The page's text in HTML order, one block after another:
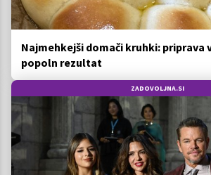
Najmehkejši domači kruhki: priprava
popoln rezultat
ZADOVOLJNA.SI